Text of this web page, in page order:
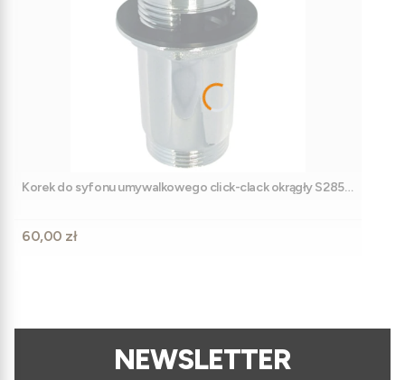
Korek do syfonu umywalkowego click-clack okrągły S285-
Cena
60,00 zł
NEWSLETTER